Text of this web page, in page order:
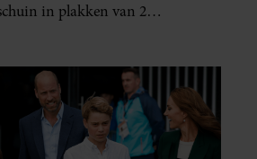
in plakken van 2